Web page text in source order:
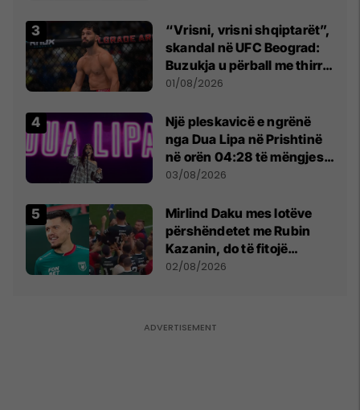
“Vrisni, vrisni shqiptarët”,
skandal në UFC Beograd:
Buzukja u përball me thirrje
anti-shqiptare nga
01/08/2026
Një pleskavicë e ngrënë
nga Dua Lipa në Prishtinë
në orën 04:28 të mëngjesit
- dhe bota digjitale serbe
03/08/2026
Mirlind Daku mes lotëve
përshëndetet me Rubin
Kazanin, do të fitojë
miliona te Spartak Moska
02/08/2026